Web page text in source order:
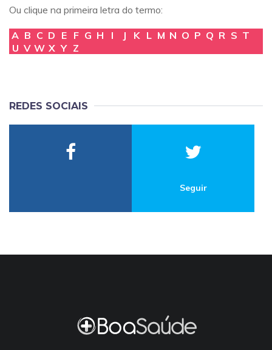
Ou clique na primeira letra do termo:
A B C D E F G H I J K L M N O P Q R S T
U V W X Y Z
REDES SOCIAIS
Seguir